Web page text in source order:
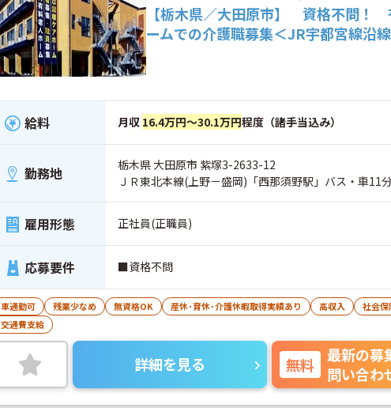
【栃木県／大田原市】 資格不問！
ームでの介護職募集＜JR宇都宮線沿
給料 月収 16.4万円～30.1万円程度（諸手当込み）
勤務地
栃木県 大田原市 紫塚3-2633-12
ＪＲ東北本線(上野－盛岡)「西那須野駅」バス・車11
雇用形態 正社員(正職員)
応募要件 ■資格不問
車通勤可 残業少なめ 無資格OK 産休･育休･介護休暇取得実績あり 高収入
社会
交通費支給
詳細を見る 無料
最新の募
問い合わ